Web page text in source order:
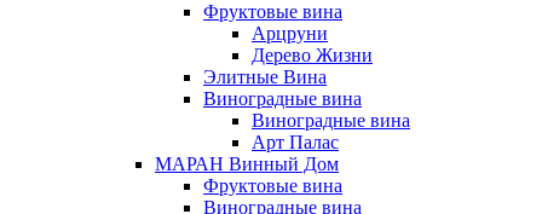
Фруктовые вина
Арцруни
Дерево Жизни
Элитные Вина
Виноградные вина
Виноградные вина
Арт Палас
МАРАН Винный Дом
Фруктовые вина
Виноградные вина